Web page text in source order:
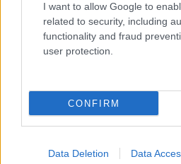
I want to allow Google to
related to security, including
functionality and fraud
user protection.
CONFIRM
Data Deletion Data
Το χρονικό της
Οι γιατροίκατέβαλαν
προσπάθειες επί
αναζωογόνηση. Οι
διασωλήνωσαν τον7χρονο
νοσηλευόταν